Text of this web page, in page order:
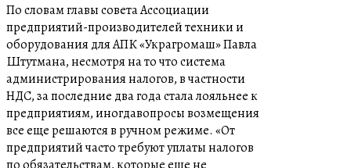
По словам главы совета Ассоциации
предприятий-производителей техники и
оборудования для АПК «Украгромаш» Павла
Штутмана, несмотря на то что система
администрирования налогов, в частности
НДС, за последние два года стала лояльнее к
предприятиям, иногдавопросы возмещения
все еще решаются в ручном режиме. «От
предприятий часто требуют уплаты налогов